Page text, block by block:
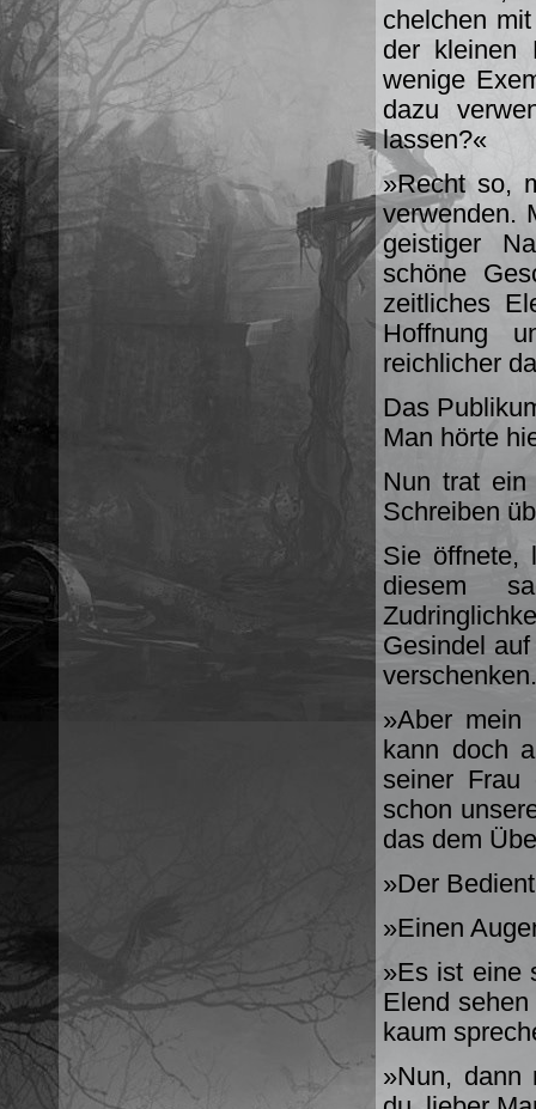
chelchen
der klei­nen
wenige
dazu
lassen?«
»Recht so,
ver­wenden.
geistiger
schöne
zeitliches
Hoffnung
reichlicher
Das
Man hörte
Nun trat
Schreiben
Sie öffnete,
diesem
Gesindel
»Aber mein
kann doch
seiner Frau
schon
das dem
»Der
»Einen
»Es ist eine
Elend
kaum
»Nun, dann